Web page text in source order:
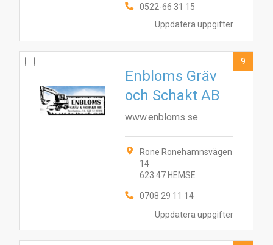
Uppdatera uppgifter
0522-66 31 15
Uppdatera uppgifter
Enbloms Gräv
och Schakt AB
www.enbloms.se
Rone Ronehamnsvägen
14
623 47 HEMSE
0708 29 11 14
9